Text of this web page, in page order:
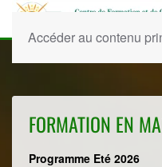
Accéder au contenu
FORMATION EN
Programme Eté 2026